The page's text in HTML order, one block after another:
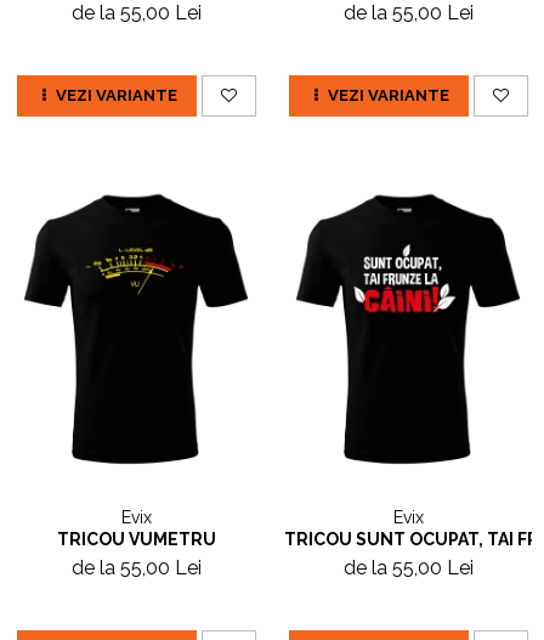
de la 55,00 Lei
VEZI VARIANTE
de la 55,00 Lei
VEZI VARIANTE
Evix
TRICOU VUMETRU
de la 55,00 Lei
Evix
TRICOU SUNT OCUPAT, TAI
de la 55,00 Lei